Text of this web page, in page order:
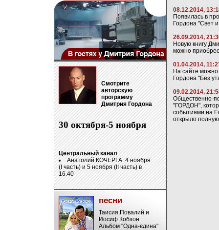
Смотрите
авторскую
программу
Дмитрия Гордона
30 октября-5 ноября
Центральный канал
Анатолий КОЧЕРГА: 4 ноября
(I часть) и 5 ноября (II часть) в
16.40
песни
Таисия Повалий и
Иосиф Кобзон.
Альбом "Одна-єдина"
08.12.2014,
Появилась в
Гордона "Свет
26.09.2014,
Новую книгу
можно
01.04.2014,
На сайте можно
Гордона "Без
09.02.2014,
Общественно-
"ГОРДОН",
событиями на
открыло